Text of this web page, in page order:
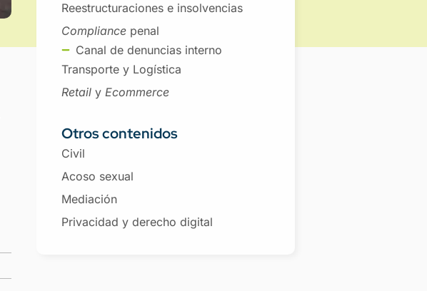
Reestructuraciones e insolvencias
Compliance penal
Canal de denuncias interno
Transporte y Logística
Retail yEcommerce
Otros contenidos
Civil
Acoso sexual
Mediación
Privacidad y derecho digital